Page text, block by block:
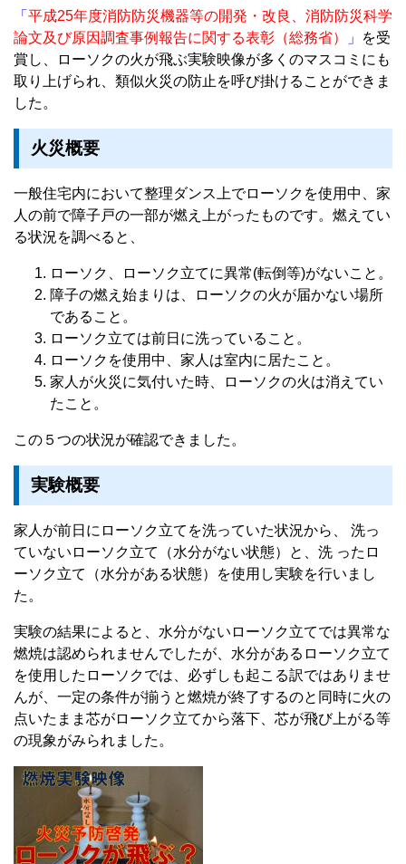
「 平成25年度消防防災機器等の開発・改良、消防防災科学
論文及び原因調査事例報告に関する表彰（総務省）
」
を受
賞し、ローソクの火が飛ぶ実験映像が多くのマスコミにも
取り上げられ、類似火災の防止を呼び掛けることができま
した。
火災概要
一般住宅内において整理ダンス上でローソクを使用中、家
人の前で障子戸の一部が燃え上がったものです。燃えてい
る状況を調べると、
ローソク、ローソク立てに異常(転倒等)がないこと。
障子の燃え始まりは、ローソクの火が届かない場所
であること。
ローソク立ては前日に洗っていること。
ローソクを使用中、家人は室内に居たこと。
家人が火災に気付いた時、ローソクの火は消えてい
たこと。
この５つの状況が確認できました。
実験概要
家人が前日にローソク立てを洗っていた状況から、 洗っ
ていないローソク立て（水分がない状態）と、洗 ったロ
ーソク立て（水分がある状態）を使用し実験を行いまし
た。
実験の結果によると、水分がないローソク立てでは異常な
燃焼は認められませんでしたが、水分があるローソク立て
を使用したローソクでは、必ずしも起こる訳ではありませ
んが、一定の条件が揃うと燃焼が終了するのと同時に火の
点いたまま芯がローソク立てから落下、芯が飛び上がる等
の現象がみられました。